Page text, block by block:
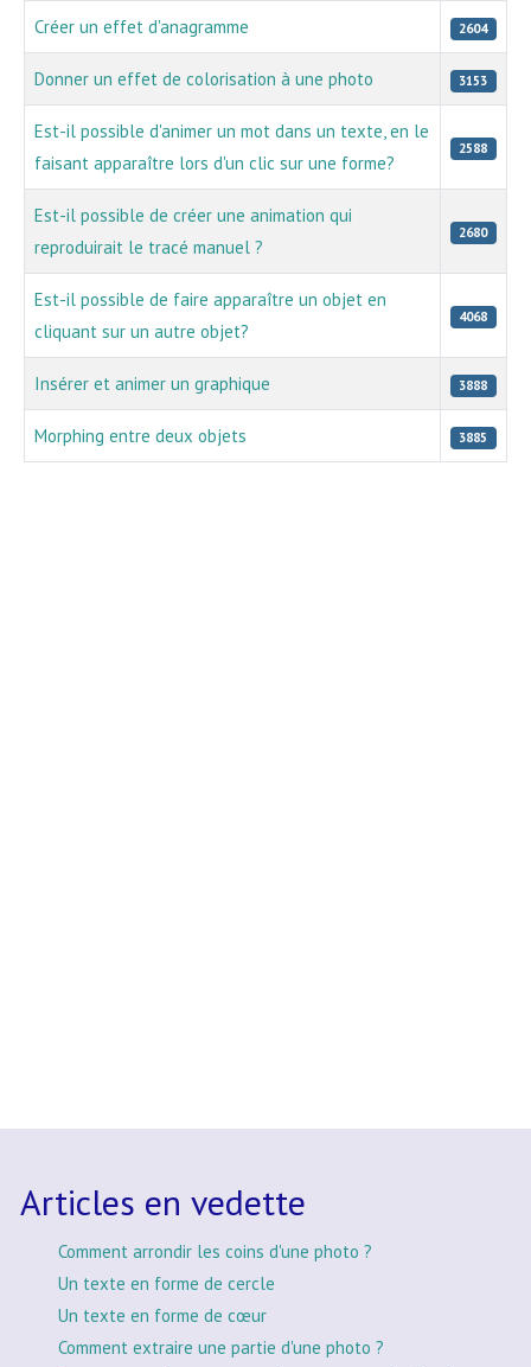
Créer un effet d'anagramme 2604
Donner un effet de colorisation à une photo 3153
Est-il possible d'animer un mot dans un texte, en le
faisant apparaître lors d'un clic sur une forme?
2588
Est-il possible de créer une animation qui
reproduirait le tracé manuel ?
2680
Est-il possible de faire apparaître un objet en
cliquant sur un autre objet?
4068
Insérer et animer un graphique 3888
Morphing entre deux objets 3885
Articles en vedette
Comment arrondir les coins d'une photo ?
Un texte en forme de cercle
Un texte en forme de cœur
Comment extraire une partie d'une photo ?